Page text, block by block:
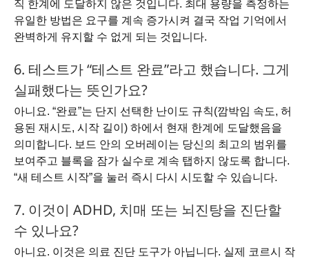
직 한계에 도달하지 않은 것입니다. 최대 용량을 측정하는
유일한 방법은 요구를 계속 증가시켜 결국 작업 기억에서
완벽하게 유지할 수 없게 되는 것입니다.
6. 테스트가 “테스트 완료”라고 했습니다. 그게
실패했다는 뜻인가요?
아니요. “완료”는 단지 선택한 난이도 규칙(깜박임 속도, 허
용된 재시도, 시작 길이) 하에서 현재 한계에 도달했음을
의미합니다. 보드 안의 오버레이는 당신의 최고의 범위를
보여주고 블록을 잠가 실수로 계속 탭하지 않도록 합니다.
“새 테스트 시작”을 눌러 즉시 다시 시도할 수 있습니다.
7. 이것이 ADHD, 치매 또는 뇌진탕을 진단할
수 있나요?
아니요. 이것은 의료 진단 도구가 아닙니다. 실제 코르시 작